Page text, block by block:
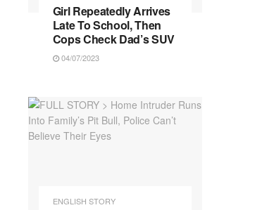
Girl Repeatedly Arrives
Late To School, Then
Cops Check Dad’s SUV
04/07/2023
ENGLISH STORY